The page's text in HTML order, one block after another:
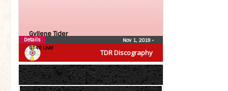
TDR Discography
Gyllene Tider
GT40 Live!
Nov 1, 2019 •
Details